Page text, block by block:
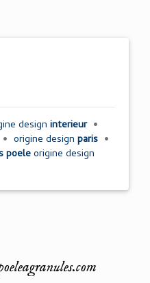
design interieur •
• origine design paris •
poeleorigine design